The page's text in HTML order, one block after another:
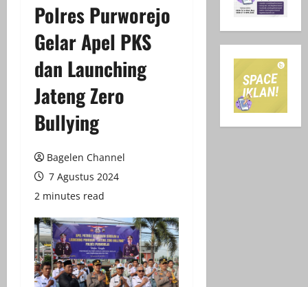
Polres Purworejo
Gelar Apel PKS
dan Launching
Jateng Zero
Bullying
Bagelen Channel
7 Agustus 2024
2 minutes read